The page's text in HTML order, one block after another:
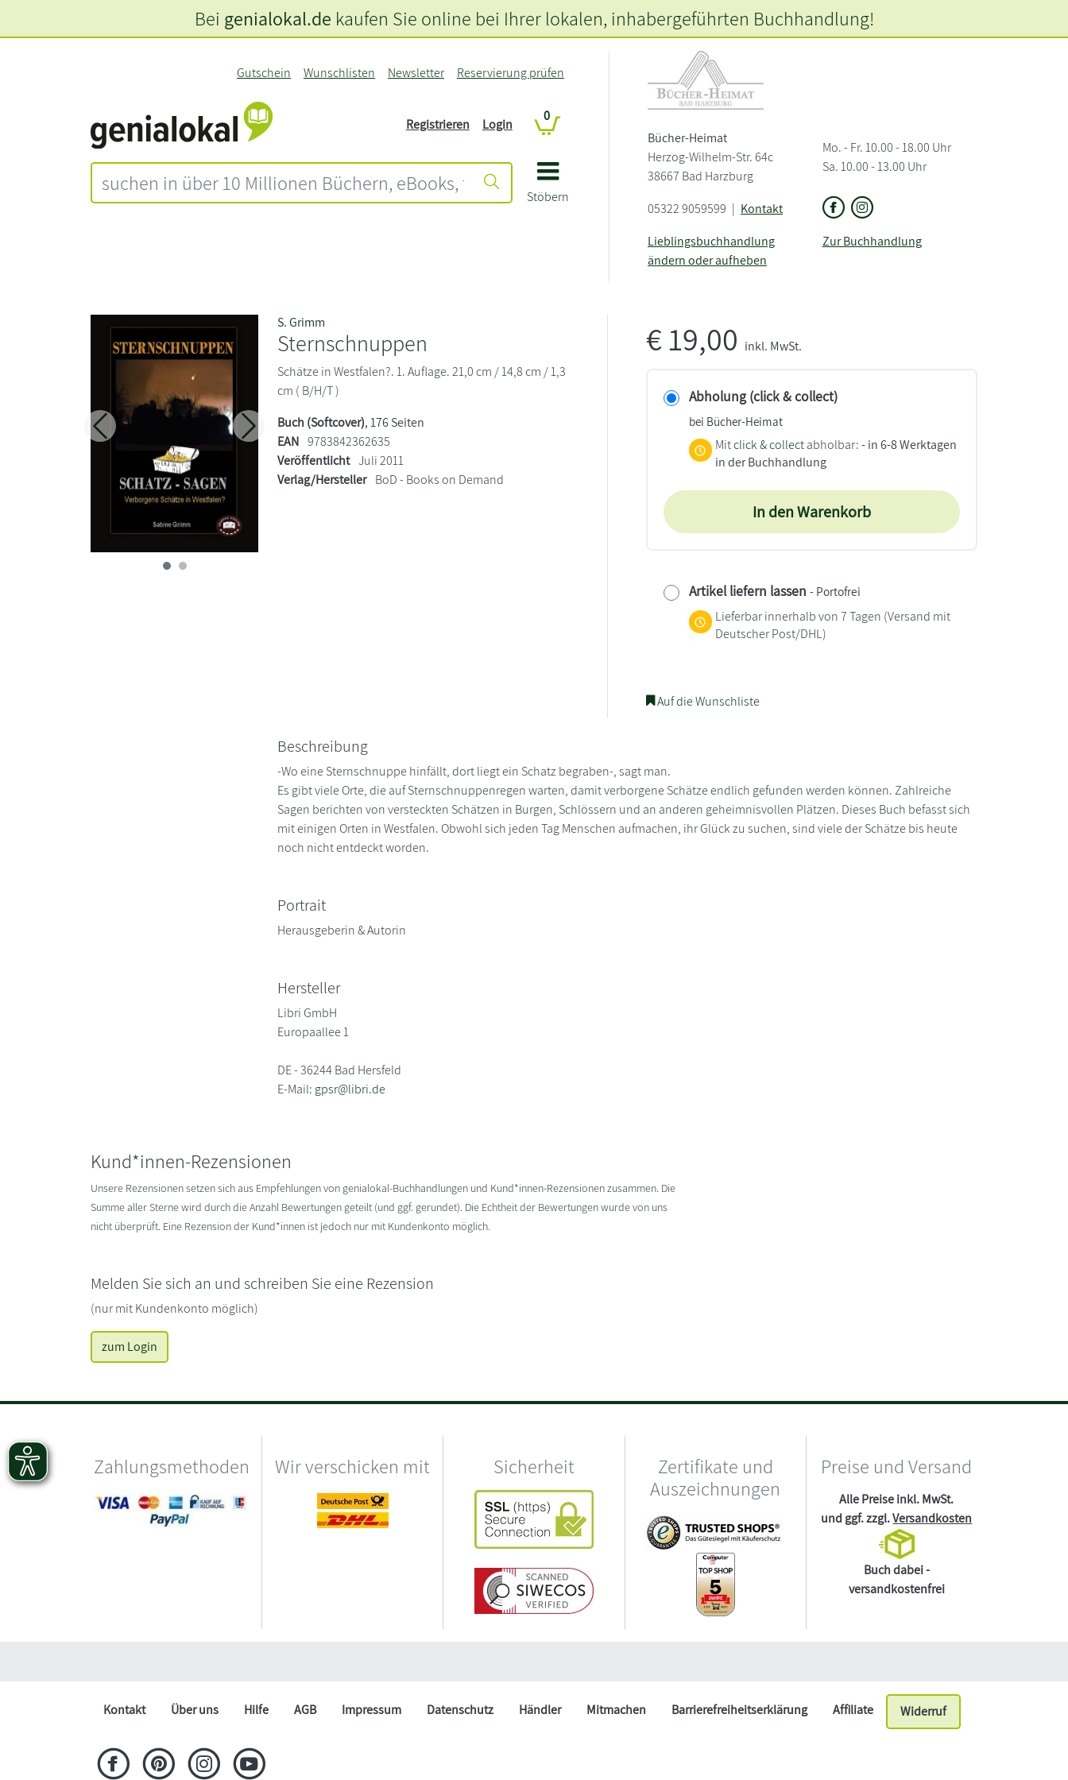
Stöbern
Gutschein Wunschlisten Newsletter Reservierung prüfen
Registrieren Login
0
Bücher-Heimat
Herzog-Wilhelm-Str. 64c
38667 Bad Harzburg
Mo. - Fr. 10.00 - 18.00 Uhr
Sa. 10.00 - 13.00 Uhr
05322 9059599 | Kontakt
Lieblingsbuchhandlung
ändern oder aufheben
Zur Buchhandlung
Bei genialokal.de kaufen Sie online bei Ihrer lokalen, inhabergeführten Buchhandlung!
Zurück Weiter
S. Grimm
Sternschnuppen
Schätze in Westfalen?. 1. Auflage. 21,0 cm / 14,8 cm / 1,3
cm ( B/H/T )
Buch (Softcover), 176 Seiten
EAN 9783842362635
Veröffentlicht Juli 2011
Verlag/Hersteller BoD - Books on Demand
€19,00 inkl. MwSt.
Abholung (click & collect)
bei Bücher-Heimat
Mitclick & collect abholbar:- in 6-8 Werktagen
in der Buchhandlung
In den Warenkorb
Artikel liefern lassen - Portofrei
Lieferbar innerhalb von 7 Tagen (Versand mit
Deutscher Post/DHL)
Auf die Wunschliste
Beschreibung
-Wo eine Sternschnuppe hinfällt, dort liegt ein Schatz begraben-, sagt man.
Es gibt viele Orte, die auf Sternschnuppenregen warten, damit verborgene Schätze endlich gefunden werden können. Zahlreiche
Sagen berichten von versteckten Schätzen in Burgen, Schlössern und an anderen geheimnisvollen Plätzen. Dieses Buch befasst sich
mit einigen Orten in Westfalen. Obwohl sich jeden Tag Menschen aufmachen, ihr Glück zu suchen, sind viele der Schätze bis heute
noch nicht entdeckt worden.
Portrait
Herausgeberin & Autorin
Hersteller
Libri GmbH
Europaallee 1
DE - 36244 Bad Hersfeld
E-Mail: gpsr@libri.de
Kund*innen-Rezensionen
Unsere Rezensionen setzen sich aus Empfehlungen von genialokal-Buchhandlungen und Kund*innen-Rezensionen zusammen. Die
Summe aller Sterne wird durch die Anzahl Bewertungen geteilt (und ggf. gerundet). Die Echtheit der Bewertungen wurde von uns
nicht überprüft. Eine Rezension der Kund*innen ist jedoch nur mit Kundenkonto möglich.
Melden Sie sich an und schreiben Sie eine Rezension
(nur mit Kundenkonto möglich)
zum Login
Zahlungsmethoden Wir verschicken mit Sicherheit
Zertifikate und
Auszeichnungen
Preise und Versand
Alle Preise inkl. MwSt.
und ggf. zzgl.Versandkosten
Buch dabei -
versandkostenfrei
Kontakt Über uns Hilfe AGB Impressum Datenschutz Händler Mitmachen Barrierefreiheitserklärung Affiliate Widerruf